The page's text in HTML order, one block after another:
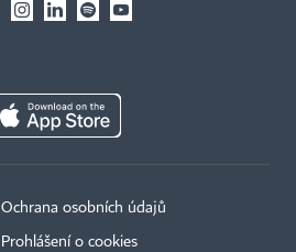
Ochrana osobních údajů
Prohlášení o cookies